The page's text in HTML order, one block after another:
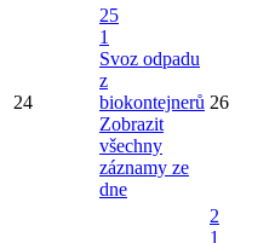
24
25
1
Svoz odpadu
z
biokontejnerů
Zobrazit
všechny
záznamy ze
dne
26
2
1